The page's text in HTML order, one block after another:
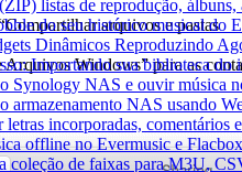
listas de reprodução,
do seu histórico musical do
Dinâmicos Reproduzindo
Importando sua biblioteca
Synology NAS e ouvir música
armazenamento NAS usando
incorporadas,
offline no Evermusic e
coleção de faixas para M3U,
arquivos e pastas
Windows” para as